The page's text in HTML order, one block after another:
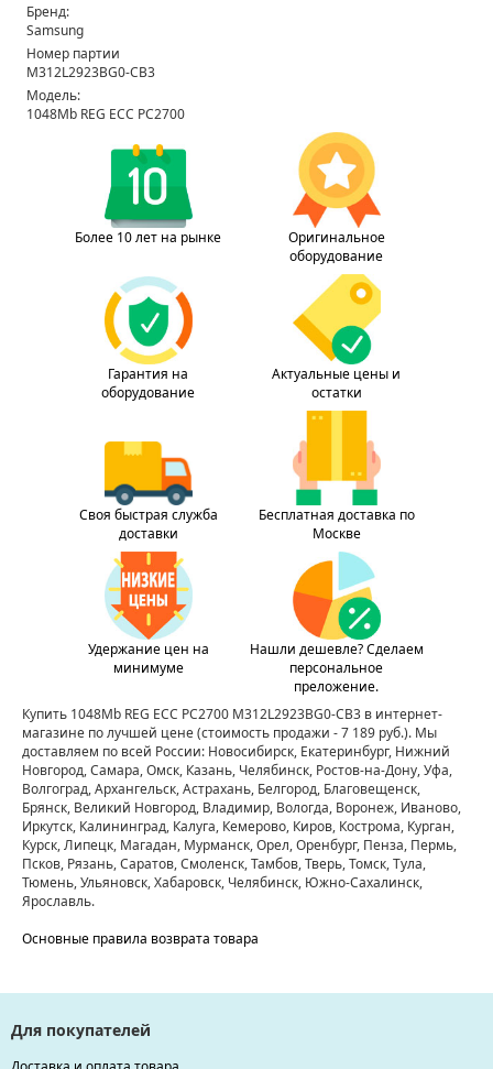
Бренд:
Samsung
Номер партии
M312L2923BG0-CB3
Модель:
1048Mb REG ECC PC2700
Более 10 лет на рынке
Оригинальное
оборудование
Гарантия на
оборудование
Актуальные цены и
остатки
Своя быстрая служба
доставки
Бесплатная доставка по
Москве
Удержание цен на
минимуме
Нашли дешевле? Сделаем
персональное
преложение.
Купить 1048Mb REG ECC PC2700 M312L2923BG0-CB3 в интернет-
магазине по лучшей цене(стоимость продажи - 7 189 руб.). Мы
доставляем по всей России: Новосибирск, Екатеринбург, Нижний
Новгород, Самара, Омск, Казань, Челябинск, Ростов-на-Дону, Уфа,
Волгоград, Архангельск, Астрахань, Белгород, Благовещенск,
Брянск, Великий Новгород, Владимир, Вологда, Воронеж, Иваново,
Иркутск, Калининград, Калуга, Кемерово, Киров, Кострома, Курган,
Курск, Липецк, Магадан, Мурманск, Орел, Оренбург, Пенза, Пермь,
Псков, Рязань, Саратов, Смоленск, Тамбов, Тверь, Томск, Тула,
Тюмень, Ульяновск, Хабаровск, Челябинск, Южно-Сахалинск,
Ярославль.
Основные правила возврата товара
Для покупателей